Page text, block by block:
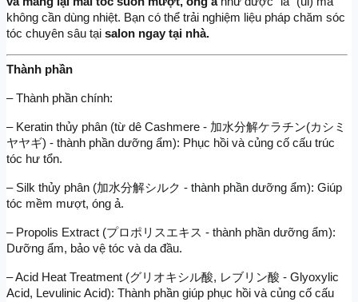
không cần dùng nhiệt. Bạn có thể trải nghiệm liệu pháp chăm sóc
tóc chuyên sâu tại salon ngay tại nhà.
Thành phần
– Thành phần chính:
– Keratin thủy phân (từ dê Cashmere - 加水分解ケラチン(カシミ
ヤヤギ) - thành phần dưỡng ẩm): Phục hồi và củng cố cấu trúc
tóc hư tổn.
– Silk thủy phân (加水分解シルク - thành phần dưỡng ẩm): Giúp
tóc mềm mượt, óng ả.
– Propolis Extract (プロポリスエキス - thành phần dưỡng ẩm):
Dưỡng ẩm, bảo vệ tóc và da đầu.
– Acid Heat Treatment (グリオキシル酸, レブリン酸 - Glyoxylic
Acid, Levulinic Acid): Thành phần giúp phục hồi và củng cố cấu